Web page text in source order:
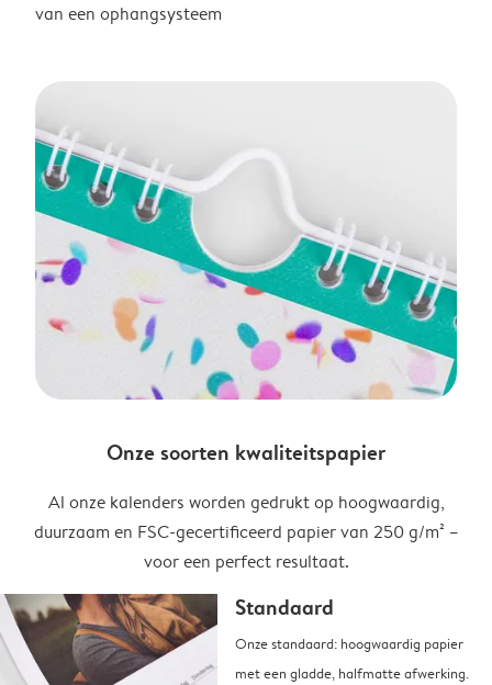
van een ophangsysteem
Onze soorten kwaliteitspapier
Al onze kalenders worden gedrukt op hoogwaardig,
duurzaam en FSC-gecertificeerd papier van 250 g/m² –
voor een perfect resultaat.
Standaard
Onze standaard: hoogwaardig papier
met een gladde, halfmatte afwerking.